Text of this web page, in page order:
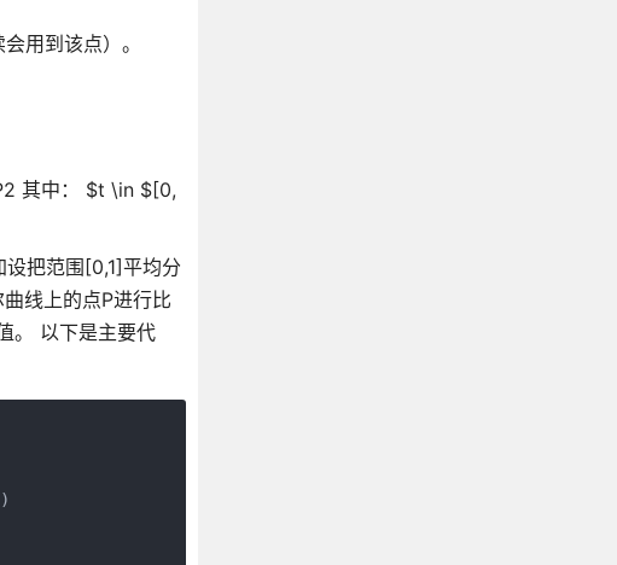
用到该点）。
其中： $t \in $[0,
把范围[0,1]平均分
线上的点P进行比
。 以下是主要代